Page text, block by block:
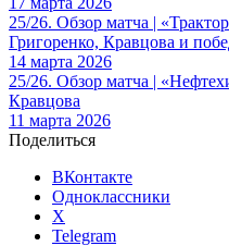
25/26. Обзор матча |
Григоренко, Кравцова и
14 марта 2026
25/26. Обзор матча |
Кравцова
11 марта 2026
Поделиться
ВКонтакте
Одноклассники
X
Telegram